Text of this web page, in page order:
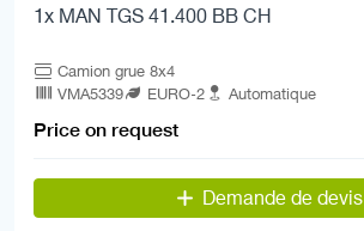
1x MAN TGS 41.400 BB CH
Camion grue 8x4
VMA5339
EURO-2 Automatique
Price on request
Demande de devis